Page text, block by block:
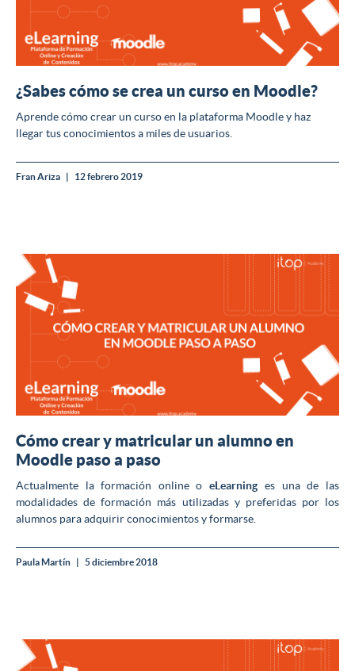
¿Sabes cómo se crea un curso en Moodle?
Aprende cómo crear un curso en la plataforma Moodle y haz
llegar tus conocimientos a miles de usuarios.
Fran Ariza 12 febrero 2019
Cómo crear y matricular un alumno en
Moodle paso a paso
Actualmente la formación online o eLearning es una de las
modalidades de formación más utilizadas y preferidas por los
alumnos para adquirir conocimientos y formarse.
Paula Martín 5 diciembre 2018